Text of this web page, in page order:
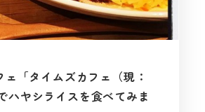
「タイムズカフェ（現：
ハヤシライスを食べてみま